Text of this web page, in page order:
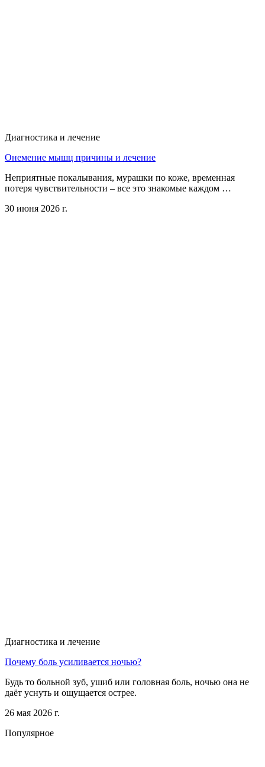
Диагностика и лечение
Онемение мышц причины и лечение
Неприятные покалывания, мурашки по коже, временная
потеря чувствительности – все это знакомые каждом …
30 июня 2026 г.
Диагностика и лечение
Почему боль усиливается ночью?
Будь то больной зуб, ушиб или головная боль, ночью она не
даёт уснуть и ощущается острее.
26 мая 2026 г.
Популярное